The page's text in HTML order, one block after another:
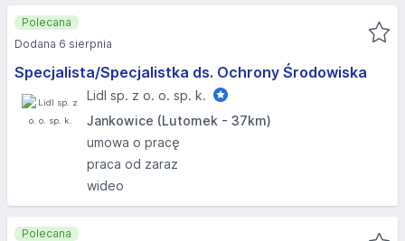
Specjalista/Specjalistka ds. Ochrony Środowiska
Lidl sp. z o. o. sp. k.
Jankowice (Lutomek - 37km)
umowa o pracę
praca od zaraz
wideo
Polecana
Dodana 6 sierpnia
Polecana